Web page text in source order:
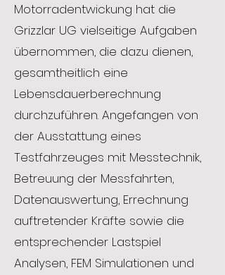
Motorradentwickung hat die
Grizzlar UG vielseitige Aufgaben
übernommen, die dazu dienen,
gesamtheitlich eine
Lebensdauerberechnung
durchzuführen. Angefangen von
der Ausstattung eines
Testfahrzeuges mit Messtechnik,
Betreuung der Messfahrten,
Datenauswertung, Errechnung
auftretender Kräfte sowie die
entsprechender Lastspiel
Analysen, FEM Simulationen und